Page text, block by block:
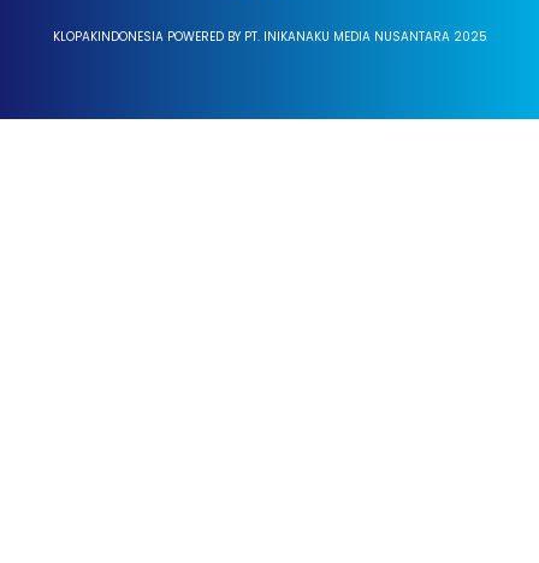
KLOPAKINDONESIA POWERED BY PT. INIKANAKU MEDIA NUSANTARA 2025